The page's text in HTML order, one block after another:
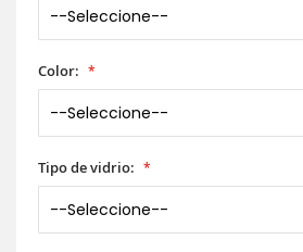
Color:
Tipo de vidrio: